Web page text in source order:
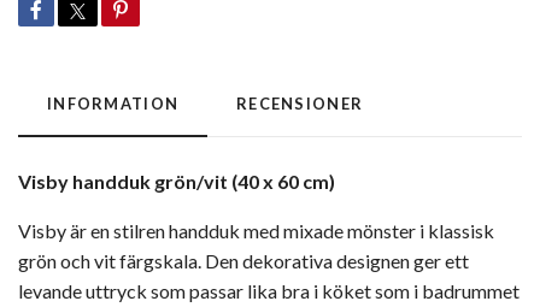
INFORMATION RECENSIONER
Visby handduk grön/vit (40 x 60 cm)
Visby är en stilren handduk med mixade mönster i klassisk
grön och vit färgskala. Den dekorativa designen ger ett
levande uttryck som passar lika bra i köket som i badrummet